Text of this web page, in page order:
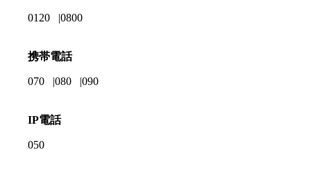
0120 0800
携帯電話
070 080 090
IP電話
050